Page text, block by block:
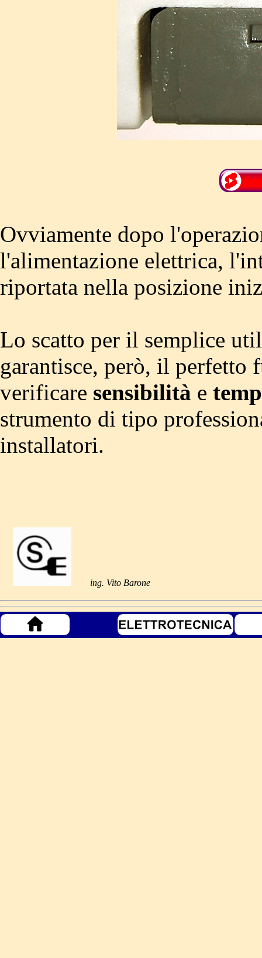
Ovviamente dopo
l'alimentazione elettrica,
riportata nella posizione
Lo scatto per il semplice
garantisce, però, il perfetto
verificare sensibilità e
strumento di tipo
installatori.
ing. Vito Barone